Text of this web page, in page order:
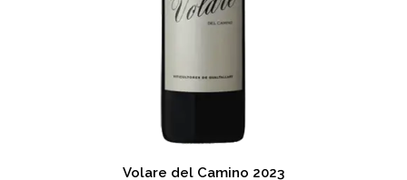
Volare del Camino 2023